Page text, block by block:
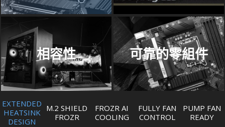
相容性 可靠的零組件
EXTENDED
HEATSINK
DESIGN
M.2 SHIELD
FROZR
FROZR AI
COOLING
FULLY FAN
CONTROL
PUMP FAN
READY